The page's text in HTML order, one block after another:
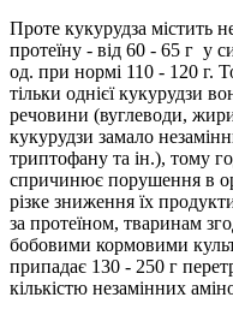
Проте кукурудза містить
протеїну - від 60 - 65 г у
од. при нормі 110 - 120 г.
тільки однієї кукурудзи
речовини (вуглеводи,
кукурудзи замало
триптофану та ін.), тому
спричи­нює порушення в
різке зниження їх
за протеїном, тваринам
бобовими кормовими
припадає 130 - 250 г
кількістю незамінних